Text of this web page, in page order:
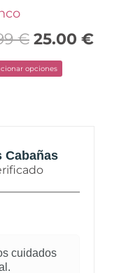
€ 25.00 €
opciones
Cabañas
cuidados